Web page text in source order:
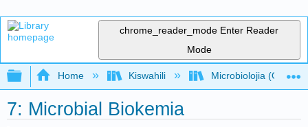
chrome_reader_mode Enter Reader
Mode
Expand/collapse global hierarchy
Home Kiswahili Microbiolojia
7: Microbial Biokemia